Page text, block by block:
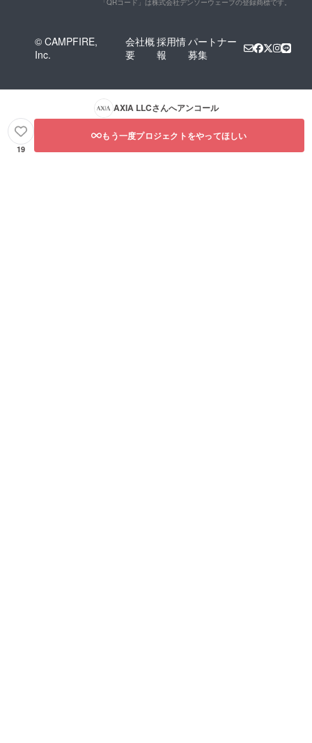
「QRコード」は株式会社デンソーウェーブの登録商標です。
© CAMPFIRE,
Inc.
会社概
要
採用情
報
パートナー
募集
AXIA LLCさんへアンコール
19
もう一度プロジェクトをやってほしい